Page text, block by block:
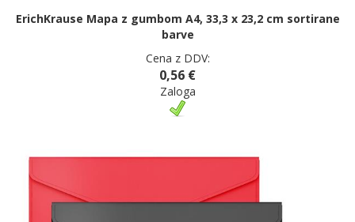
ErichKrause Mapa z gumbom A4, 33,3 x 23,2 cm sortirane
barve
Cena z DDV:
0,56 €
Zaloga